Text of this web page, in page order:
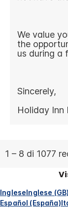
IngleseInglese (GB)
Español (España)